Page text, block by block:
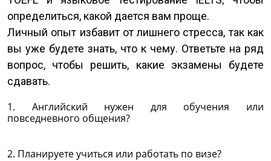
определиться, какой дается вам проще.
Личный опыт избавит от лишнего стресса, так как
вы уже будете знать, что к чему. Ответьте на ряд
вопрос, чтобы решить, какие экзамены будете
сдавать.
1. Английский нужен для обучения или
повседневного общения?
2. Планируете учиться или работать по визе?